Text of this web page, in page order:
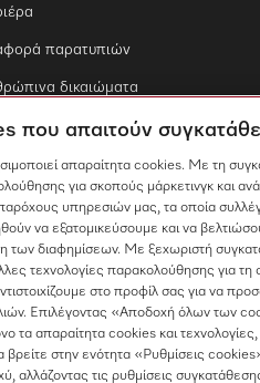
παρατυπιών
δικαιώματα
που απαιτούν
απαραίτητα cookies. Με τη
για σκοπούς μάρκετινγκ και
υπηρεσιών μας, τα οποία
να εξατομικεύσουμε και να
των διαφημίσεων. Με ξεχωριστή
τεχνολογίες παρακολούθησης για τη
στο προφίλ σας για να
Επιλέγοντας «Αποδοχή όλων των
τα απαραίτητα cookies και τεχνολογίες,
στην ενότητα «Ρυθμίσεις
αλλάζοντας τις ρυθμίσεις